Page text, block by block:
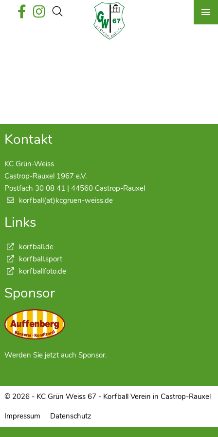
Kontakt
KC Grün-Weiss
Castrop-Rauxel 1967 e.V.
Postfach 30 08 41 | 44560 Castrop-Rauxel
korfball(at)kcgruen-weiss.de
Links
korfball.de
korfball.sport
korfballfoto.de
Sponsor
Werden Sie jetzt auch Sponsor.
© 2026 - KC Grün Weiss 67 - Korfball Verein in Castrop-Rauxel
Impressum
Datenschutz